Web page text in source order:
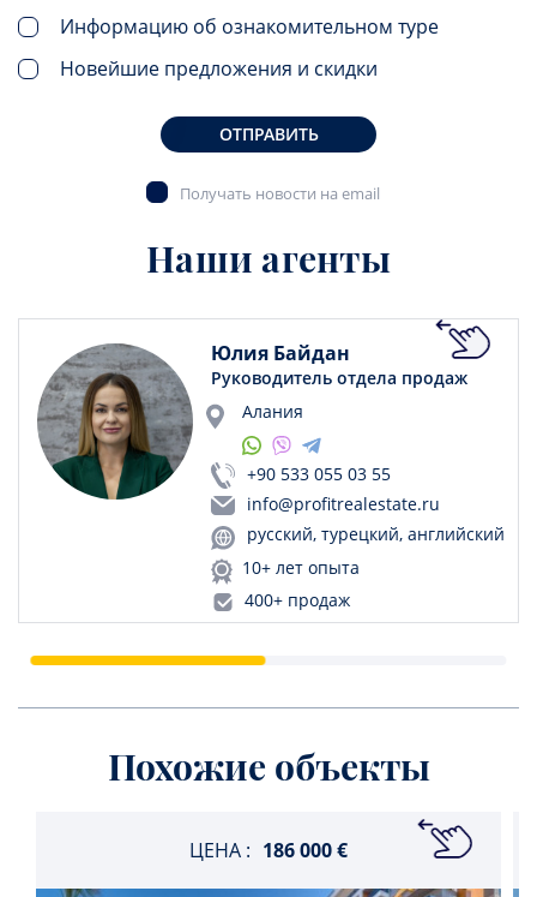
Информацию об ознакомительном туре
Новейшие предложения и скидки
ОТПРАВИТЬ
Получать новости на email
Наши агенты
Юлия Байдан
Руководитель отдела продаж
Алания
+90 533 055 03 55
info@profitrealestate.ru
русский, турецкий, английский
10+ лет опыта
400+ продаж
Похожие объекты
ЦЕНА : 186 000 €